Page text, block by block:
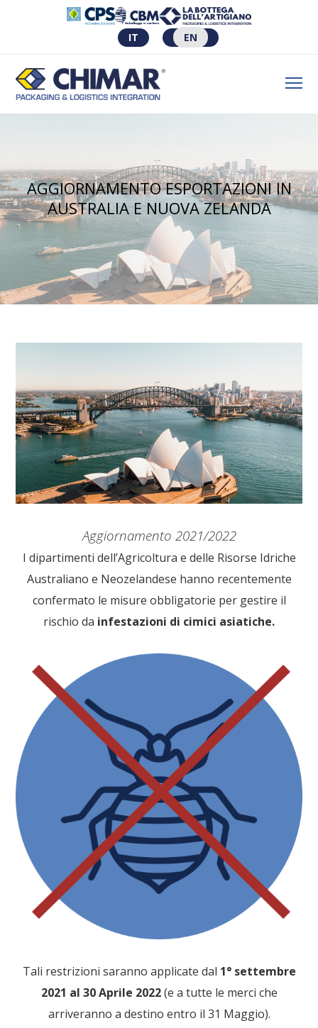
IT EN
AGGIORNAMENTO ESPORTAZIONI IN
AUSTRALIA E NUOVA ZELANDA
Aggiornamento 2021/2022
I dipartimenti dell’Agricoltura e delle Risorse Idriche
Australiano e Neozelandese hanno recentemente
confermato le misure obbligatorie per gestire il
rischio da infestazioni di cimici asiatiche.
Tali restrizioni saranno applicate dal 1° settembre
2021 al 30 Aprile 2022(e a tutte le merci che
arriveranno a destino entro il 31 Maggio).